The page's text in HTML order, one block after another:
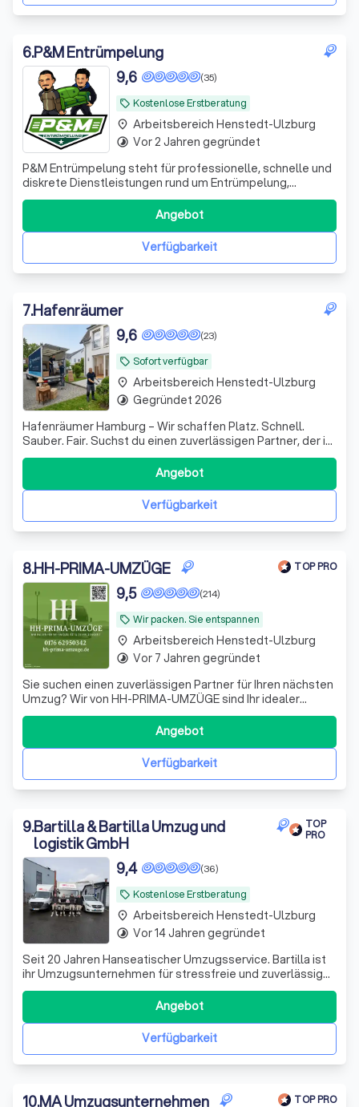
6.P&M Entrümpelung
local_offer Kostenlose Erstberatung
(35)
9,6
P&M Entrümpelung steht für professionelle, schnelle und
diskrete Dienstleistungen rund um Entrümpelung,
Haushaltsauflösung, Entkernung und Abbrucharbeiten. Ob
private Wohnung, Messi-Haushalt, gewerbliche Immobilie
oder komplettes Objekt – wir übernehmen alle
anfallenden Arbeiten von der Sortierung ü
Verfügbarkeit
Angebot
place Arbeitsbereich Henstedt-Ulzburg
timelapse Vor 2 Jahren gegründet
7.Hafenräumer
local_offer Sofort verfügbar
(23)
9,6
Hafenräumer Hamburg – Wir schaffen Platz. Schnell.
Sauber. Fair. Suchst du einen zuverlässigen Partner, der in
Hamburg und Umgebung ordentlich anpackt? Egal ob
vollgestellter Keller, eine komplette Wohnungsauflösung
oder die schnelle Räumung deines Gewerbes –
Hafenräumer erledigt das für dich. Disk
Verfügbarkeit
Angebot
place Arbeitsbereich Henstedt-Ulzburg
timelapse Gegründet 2026
8.HH-PRIMA-UMZÜGE TOP PRO
local_offer Wir packen. Sie entspannen
(214)
9,5
Sie suchen einen zuverlässigen Partner für Ihren nächsten
Umzug? Wir von HH-PRIMA-UMZÜGE sind Ihr idealer
Ansprechpartner! Mit unserer langjährigen Erfahrung und
unserem engagierten Team garantieren wir einen
reibungslosen und effizienten Umzugsservice. Unsere
freundlichen Mitarbeiter stehen Ihnen v
Verfügbarkeit
Angebot
place Arbeitsbereich Henstedt-Ulzburg
timelapse Vor 7 Jahren gegründet
9.Bartilla & Bartilla Umzug und
logistik GmbH
TOP
PRO
local_offer Kostenlose Erstberatung
(36)
9,4
Seit 20 Jahren Hanseatischer Umzugsservice. Bartilla ist
ihr Umzugsunternehmen für stressfreie und zuverlässige
Umzüge in Lübeck. Umzüge mit Qualität zum fairen Preis.
Verfügbarkeit
Angebot
place Arbeitsbereich Henstedt-Ulzburg
timelapse Vor 14 Jahren gegründet
10.MA Umzugsunternehmen TOP PRO